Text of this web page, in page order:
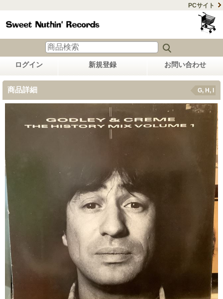
PCサイト
ログイン 新規登録 お問い合わせ
商品詳細 G, H, I